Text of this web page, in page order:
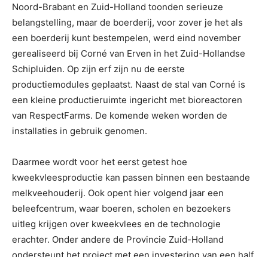
Noord-Brabant en Zuid-Holland toonden serieuze
belangstelling, maar de boerderij, voor zover je het als
een boerderij kunt bestempelen, werd eind november
gerealiseerd bij Corné van Erven in het Zuid-Hollandse
Schipluiden. Op zijn erf zijn nu de eerste
productiemodules geplaatst. Naast de stal van Corné is
een kleine productieruimte ingericht met bioreactoren
van RespectFarms. De komende weken worden de
installaties in gebruik genomen.
Daarmee wordt voor het eerst getest hoe
kweekvleesproductie kan passen binnen een bestaande
melkveehouderij. Ook opent hier volgend jaar een
beleefcentrum, waar boeren, scholen en bezoekers
uitleg krijgen over kweekvlees en de technologie
erachter. Onder andere de Provincie Zuid-Holland
ondersteunt het project met een investering van een half